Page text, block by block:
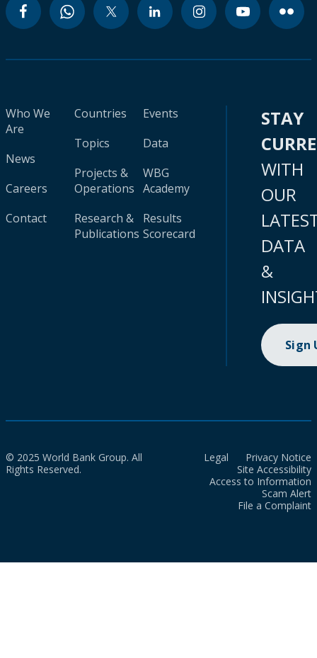
Who We
Are
News
Careers
Contact
Countries
Topics
Projects &
Operations
Research &
Publications
Events
Data
WBG
Academy
Results
Scorecard
STAY
WITH
OUR
DATA
&
Sign
© 2025 World Bank Group. All
Rights Reserved.
Legal
Privacy Notice
Site Accessibility
Access to Information
Scam Alert
File a Complaint